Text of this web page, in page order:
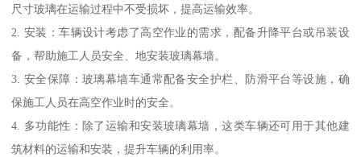
尺寸玻璃在运输过程中不受损坏，提高运输效率。
2. 安装：车辆设计考虑了高空作业的需求，配备升降平台或吊装设
备，帮助施工人员安全、地安装玻璃幕墙。
3. 安全保障：玻璃幕墙车通常配备安全护栏、防滑平台等设施，确
保施工人员在高空作业时的安全。
4. 多功能性：除了运输和安装玻璃幕墙，这类车辆还可用于其他建
筑材料的运输和安装，提升车辆的利用率。